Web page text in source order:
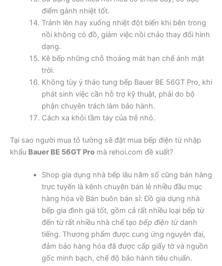
điểm gánh nhiệt tốt.
Tránh lên hay xuống nhiệt đột biến khi bên trong
nồi không có đồ, giảm việc nồi chảo thay đổi hình
dạng.
Kê bếp những chỗ thoáng mát hạn chế ánh mặt
trời.
Không tùy ý tháo tung bếp Bauer BE 56GT Pro, khi
phát sinh việc cần hỗ trợ kỹ thuật, phải do bộ
phận chuyên trách làm bảo hành.
Cách xa khỏi tầm tay của trẻ nhỏ.
Tại sao người mua tỏ tường sẽ đặt mua bếp điện từ nhập
khẩu Bauer BE 56GT Pro mà rehoi.com đề xuất?
Shop gia dụng nhà bếp lâu năm số cũng bán hàng
trực tuyến là kênh chuyên bán lẻ nhiều đầu mục
hàng hóa về Bán buôn bán sỉ: Đồ gia dụng nhà
bếp gia đình giá tốt, gồm cả rất nhiều loại bếp từ
đến từ rất nhiều nhà chế tạo bếp điện từdanh
tiếng. Thương phẩm được cung ứng nguyên đai,
đảm bảo hàng hóa đã được cấp giấy tờ và nguồn
gốc minh bạch, chế độ bảo hành tiêu chuẩn.